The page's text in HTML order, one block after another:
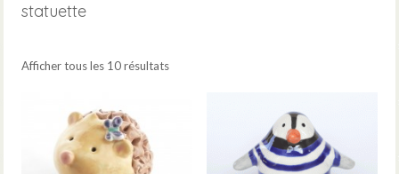
statuette
Afficher tous les 10 résultats